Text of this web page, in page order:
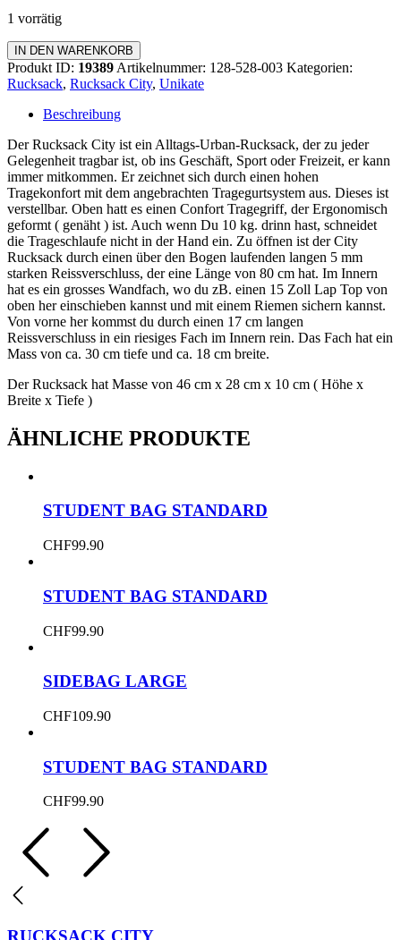
1 vorrätig
Rucksack
City
Menge
IN DEN WARENKORB
Produkt ID: 19389 Artikelnummer: 128-528-003 Kategorien:
Rucksack, Rucksack City, Unikate
Beschreibung
Der Rucksack City ist ein Alltags-Urban-Rucksack, der zu jeder
Gelegenheit tragbar ist, ob ins Geschäft, Sport oder Freizeit, er kann
immer mitkommen. Er zeichnet sich durch einen hohen
Tragekonfort mit dem angebrachten Tragegurtsystem aus. Dieses ist
verstellbar. Oben hatt es einen Confort Tragegriff, der Ergonomisch
geformt ( genäht ) ist. Auch wenn Du 10 kg. drinn hast, schneidet
die Trageschlaufe nicht in der Hand ein. Zu öffnen ist der City
Rucksack durch einen über den Bogen laufenden langen 5 mm
starken Reissverschluss, der eine Länge von 80 cm hat. Im Innern
hat es ein grosses Wandfach, wo du zB. einen 15 Zoll Lap Top von
oben her einschieben kannst und mit einem Riemen sichern kannst.
Von vorne her kommst du durch einen 17 cm langen
Reissverschluss in ein riesiges Fach im Innern rein. Das Fach hat ein
Mass von ca. 30 cm tiefe und ca. 18 cm breite.
Der Rucksack hat Masse von 46 cm x 28 cm x 10 cm ( Höhe x
Breite x Tiefe )
ÄHNLICHE PRODUKTE
STUDENT BAG STANDARD
CHF99.90
STUDENT BAG STANDARD
CHF99.90
SIDEBAG LARGE
CHF109.90
STUDENT BAG STANDARD
CHF99.90
RUCKSACK CITY